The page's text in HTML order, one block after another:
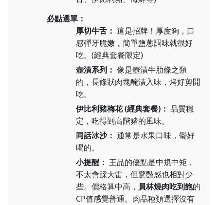
必點選單：
厚切牛舌： 這是招牌！厚度夠，口
感彈牙脆嫩，簡單鹽蔥調味就很好
吃。(經典套餐限定)
壺漬系列： 像是壺漬牛肋條之類
的，長條狀肉塊醃漬入味，烤好剪開
吃。
伊比利豬梅花 (經典套餐)： 品質穩
定，吃得到高階豬的風味。
同話冰沙： 通常是水果口味，蠻好
喝的。
小提醒： 王品的優點是中規中矩，
不太會踩大雷，但驚豔感也相對少
些。價格算中高， 員林燒肉吃到飽的
CP值感覺普通。肉品種類選擇沒有